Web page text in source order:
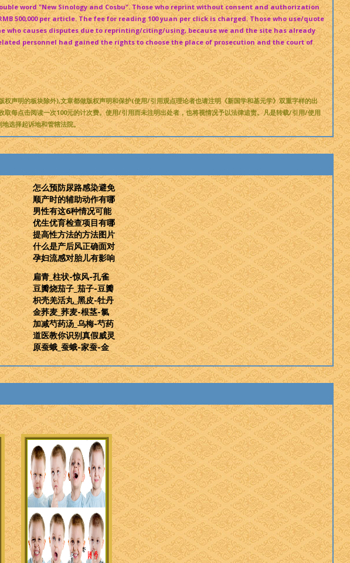
word "New Sinology and Cosbu". Those who reprint without consent and authorization
500,000 per article. The fee for reading 100 yuan per click is charged. Those who use/quote
causes disputes due to reprinting/citing/using, because we and the site has already
personnel had gained the rights to choose the place of prosecution and the court of
声明的板块除外),文章都做版权声明和保护(使用/引用观点理论者也请注明《新国学和基元学》双重字样的出
每点击阅读一次100元的计次费。使用/引用而未注明出处者，也将视情况予以法律追责。凡是转载/引用/使用
选择起诉地和管辖法院。
怎么预防尿路感染避免
顺产时的辅助动作有哪
男性有这6种情况可能
优生优育检查项目有哪
提高性方法的方法图片
什么是产后风正确面对
孕妇流感对胎儿有影响
扁青_柱状-惊风-孔雀
豆瓣烧茄子_茄子-豆瓣
枳壳羌活丸_黑皮-牡丹
金荞麦_荞麦-根茎-氯
加减芍药汤_乌梅-芍药
道医教你识别真假威灵
原蚕蛾_蚕蛾-家蚕-金